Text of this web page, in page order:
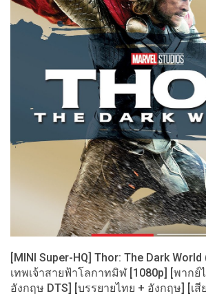
[MINI Super-HQ] Thor: The Dark
เทพเจ้าสายฟ้าโลกาทมิฬ [1080p] [พากย์ไ
อังกฤษ DTS] [บรรยายไทย + อังกฤษ] [เสี